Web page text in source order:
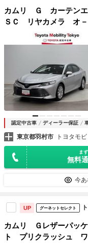
カムリ Ｇ カーテン
ＳＣ リヤカメラ オ
Ｃ車載器 パワステ
エアバッグ スマートキ
認定中古車 ディーラー保証
東京都羽村市 トヨタモ
ま
無料
今
UP グーネットセレクト
カムリ Ｇレザーパッ
ト プリクラッシュ